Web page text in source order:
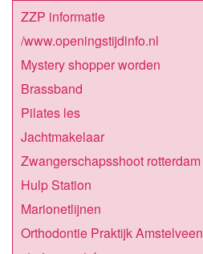
ZZP informatie
/www.openingstijdinfo.nl
Mystery shopper worden
Brassband
Pilates les
Jachtmakelaar
Zwangerschapsshoot rotterdam
Hulp Station
Marionetlijnen
Orthodontie Praktijk Amstelveen